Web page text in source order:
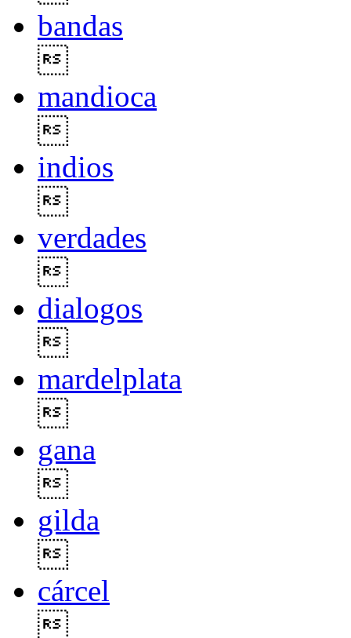
bandas
mandioca
indios
verdades
dialogos
mardelplata
gana
gilda
cárcel